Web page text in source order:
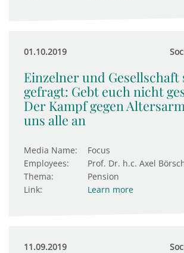
01.10.2019
Einzelner und Gesellschaft
gefragt: Gebt euch nicht
Der Kampf gegen
uns alle an
Media Name:
Focus
Employees:
Prof. Dr. h.c. Axel
Thema:
Pension
Link:
Learn more
11.09.2019